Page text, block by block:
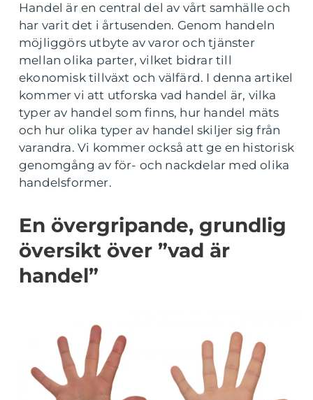
Handel är en central del av vårt samhälle och
har varit det i årtusenden. Genom handeln
möjliggörs utbyte av varor och tjänster
mellan olika parter, vilket bidrar till
ekonomisk tillväxt och välfärd. I denna artikel
kommer vi att utforska vad handel är, vilka
typer av handel som finns, hur handel mäts
och hur olika typer av handel skiljer sig från
varandra. Vi kommer också att ge en historisk
genomgång av för- och nackdelar med olika
handelsformer.
En övergripande, grundlig
översikt över ”vad är
handel”